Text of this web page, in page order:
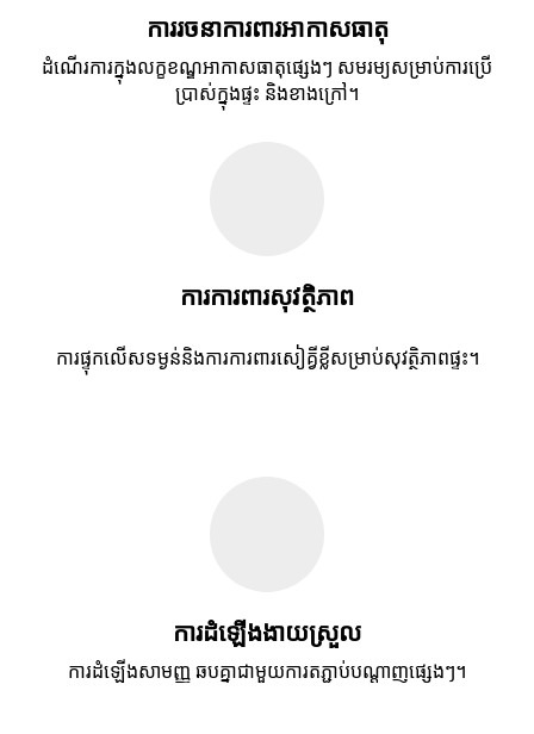
ការរចនាការពារអាកាសធាតុ
ដំណើរការក្នុងលក្ខខណ្ឌអាកាសធាតុផ្សេងៗ សមរម្យសម្រាប់ការប្រើ
ប្រាស់ក្នុងផ្ទះ និងខាងក្រៅ។
ការការពារសុវត្ថិភាព
ការផ្ទុកលើសទម្ងន់និងការការពារសៀគ្វីខ្លីសម្រាប់សុវត្ថិភាពផ្ទះ។
ការដំឡើងងាយស្រួល
ការដំឡើងសាមញ្ញ ឆបគ្នាជាមួយការតភ្ជាប់បណ្តាញផ្សេងៗ។